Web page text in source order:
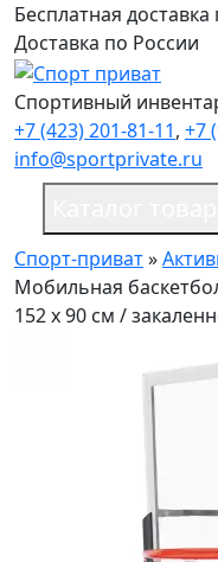
Бесплатная доставка
Доставка по России
Спортивный
+7 (423) 201-81-11, +7
info@sportprivate.ru
Спорт-приват»
Мобильная
152 х 90 см /